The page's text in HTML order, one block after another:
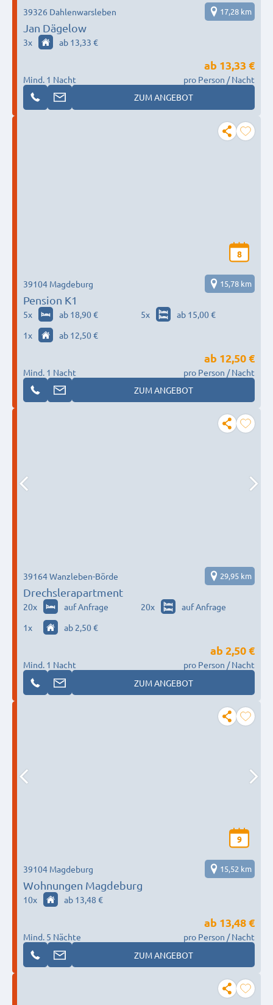
Jan Dägelow
39326 Dahlenwarsleben 17,28 km
3x ab 13,33 €
Mind. 1 Nacht
ab 13,33 €
pro Person / Nacht
ZUM ANGEBOT
8
Pension K1
39104 Magdeburg 15,78 km
5x ab 18,90 € 5x
ab 15,00 €
1x ab 12,50 €
Mind. 1 Nacht
ab 12,50 €
pro Person / Nacht
ZUM ANGEBOT
Drechslerapartment
39164 Wanzleben-Börde 29,95 km
20x auf Anfrage 20x
auf Anfrage
1x ab 2,50 €
Mind. 1 Nacht
ab 2,50 €
pro Person / Nacht
ZUM ANGEBOT
9
Wohnungen Magdeburg
39104 Magdeburg 15,52 km
10x ab 13,48 €
Mind. 5 Nächte
ab 13,48 €
pro Person / Nacht
ZUM ANGEBOT